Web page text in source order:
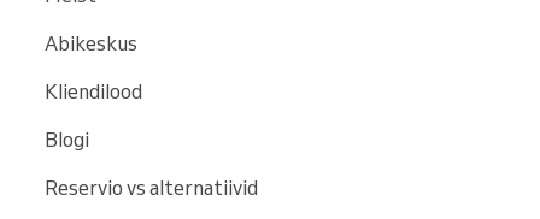
Abikeskus
Kliendilood
Blogi
Reservio vs alternatiivid